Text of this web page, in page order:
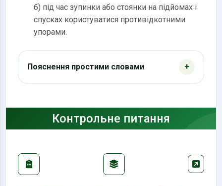
б) під час зупинки або стоянки на підйомах і
спусках користуватися противідкотними
упорами.
Пояснення простими словами
Контрольне питання